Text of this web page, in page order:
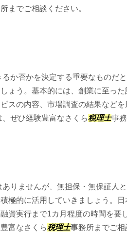
までご相談ください。
か否かを決定する重要なものだ
ょう。基本的には、創業に至っ
スの内容、市場調査の結果などを
ぜひ経験豊富なさくら税理士事
りませんが、無担保・無保証人
極的に活用していきましょう。
資実行まで1カ月程度の時間を要
富なさくら税理士事務所までご相